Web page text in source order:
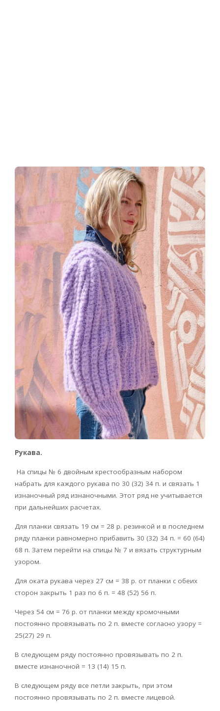
Рукава.
На спицы № 6 двойным крестообразным набором
набрать для каждого рукава по 30 (32) 34 п. и связать 1
изнаночный ряд изна­ночными. Этот ряд не учитывается
при дальнейших расчетах.
Для планки связать 19 см = 28 р. резинкой и в последнем
ряду планки равномерно прибавить 30 (32) 34 п. = 60 (64)
68 п. Затем перейти на спицы № 7 и вязать структурным
узором.
Для оката рукава через 27 см = 38 р. от планки с обеих
сторон закрыть 1 раз по 6 п. = 48 (52) 56 п.
Через 54 см = 76 р. от планки между кромочными
постоянно провязывать по 2 п. вместе согласно узору =
25(27) 29 п.
В следующем ряду постоянно провязывать по 2 п.
вместе изнаночной = 13 (14) 15 п.
В следующем ряду все петли закрыть, при этом
постоянно провязывать по 2 п. вместе лицевой.